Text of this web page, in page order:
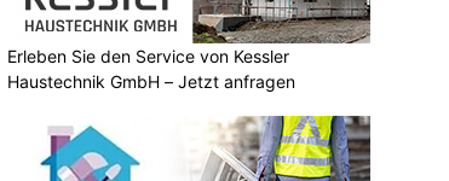
Erleben Sie den Service von Kessler
Haustechnik GmbH – Jetzt anfragen